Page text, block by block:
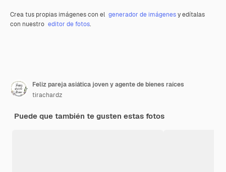
Crea tus propias imágenes con el generador de imágenesy edítalas
con nuestro editor de fotos.
Feliz pareja asiática joven y agente de bienes raíces
tirachardz
Puede que también te gusten estas fotos